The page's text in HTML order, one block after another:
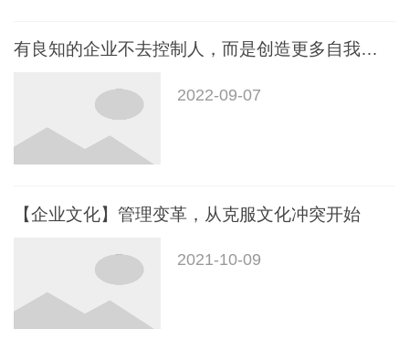
有良知的企业不去控制人，而是创造更多自我管理的条件（管理必读）
2022-09-07
【企业文化】管理变革，从克服文化冲突开始
2021-10-09